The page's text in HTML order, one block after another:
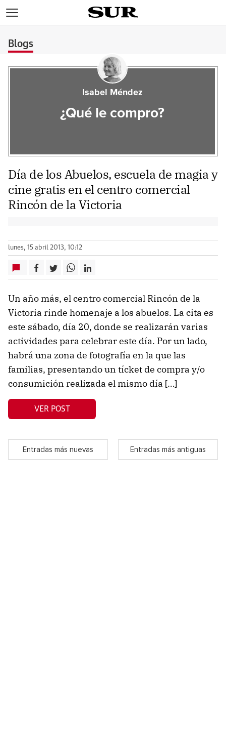
Blogs
Isabel Méndez
¿Qué le compro?
Día de los Abuelos, escuela de magia y
cine gratis en el centro comercial
Rincón de la Victoria
lunes, 15 abril 2013, 10:12
Un año más, el centro comercial Rincón de la
Victoria rinde homenaje a los abuelos. La cita es
este sábado, día 20, donde se realizarán varias
actividades para celebrar este día. Por un lado,
habrá una zona de fotografía en la que las
familias, presentando un tícket de compra y/o
consumición realizada el mismo día […]
VER POST
Entradas más nuevas Entradas más antiguas